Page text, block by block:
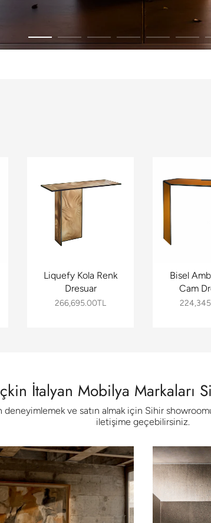
Liquefy Kola Renk
Dresuar
266,695.00TL
Bisel
Cam
İtalyan Mobilya Markaları
deneyimlemek ve satın almak için Sihir
iletişime geçebilirsiniz.